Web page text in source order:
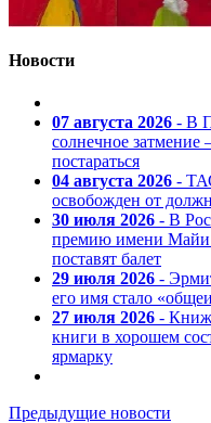
Новости
07 августа 2026 - В
солнечное
постараться
04 августа 2026 -
освобожден от
30 июля 2026 - В
премию имени Майи
поставят балет
29 июля 2026 -
его имя стало
27 июля 2026 -
книги в хорошем
ярмарку
Предыдущие новости